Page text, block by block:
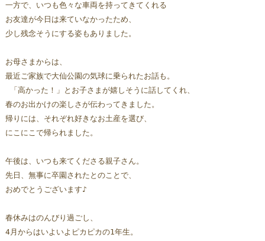
一方で、いつも色々な車両を持ってきてくれる
お友達が今日は来ていなかったため、
少し残念そうにする姿もありました。
お母さまからは、
最近ご家族で大仙公園の気球に乗られたお話も。
「高かった！」とお子さまが嬉しそうに話してくれ、
春のお出かけの楽しさが伝わってきました。
帰りには、それぞれ好きなお土産を選び、
にこにこで帰られました。
午後は、いつも来てくださる親子さん。
先日、無事に卒園されたとのことで、
おめでとうございます♪
春休みはのんびり過ごし、
4月からはいよいよピカピカの1年生。